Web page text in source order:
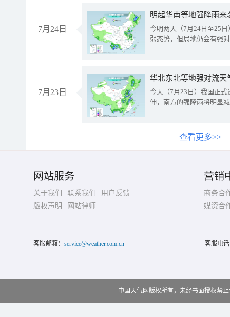
7月24日
明起华南等地强降雨
今明两天（7月24日至25
弱态势，但局地仍会有强
7月23日
华北东北等地强对流天
今天（7月23日）我国正
伸，南方的强降雨将明显
查看更多>>
网站服务
关于我们 联系我们
用户反馈
版权声明
网站律师
营销
商务合
媒资合
客服邮箱： service@weather.com.cn 客服电
中国天气网版权所有，未经书面授权